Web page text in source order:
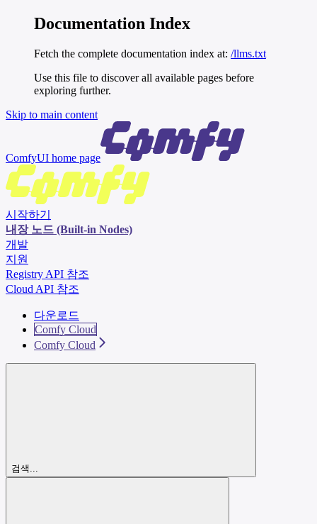
Documentation Index
Fetch the complete documentation index at: /llms.txt
Use this file to discover all available pages before
exploring further.
Skip to main content
ComfyUI home page
시작하기
내장 노드 (Built-in Nodes)
개발
지원
Registry API 참조
Cloud API 참조
다운로드
Comfy Cloud
Comfy Cloud
검색...